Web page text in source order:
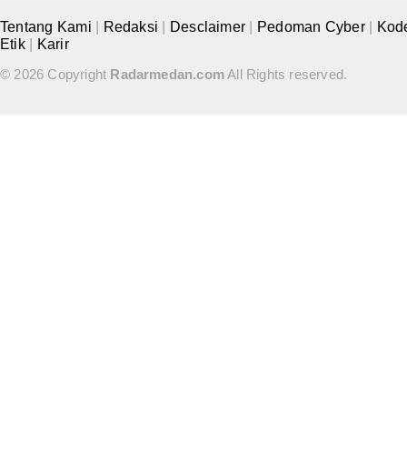
Tentang Kami Redaksi Desclaimer Pedoman Cyber
Etik
Karir
© 2026 Copyright Radarmedan.comAll Rights reserved.